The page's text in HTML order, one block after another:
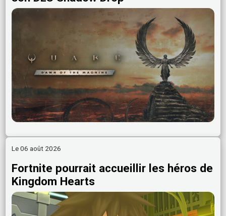
Le 06 août 2026
Fortnite pourrait accueillir les héros de
Kingdom Hearts